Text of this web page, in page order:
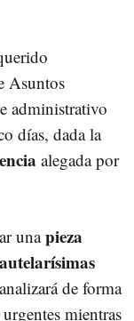
Asuntos
administrativo
días, dada la
alegada por
unapieza
de forma
mientras